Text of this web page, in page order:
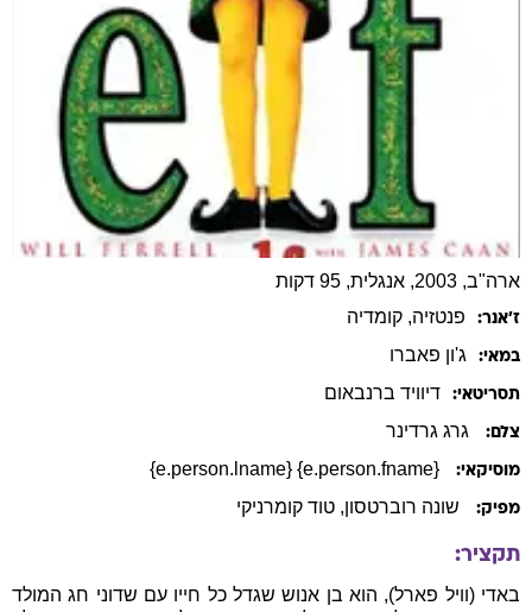
ארה"ב, 2003, אנגלית, 95 דקות
ז׳אנר: פנטזיה, קומדיה
במאי: ג'ון פאברו
תסריטאי: דיוויד ברנבאום
צלם: גרג גרדינר
מוסיקאי: {e.person.fname} {e.person.lname}
מפיק: שונה רוברטסון, טוד קומרניקי
תקציר:
באדי (וויל פארל), הוא בן אנוש שגדל כל חייו עם שדוני חג המולד